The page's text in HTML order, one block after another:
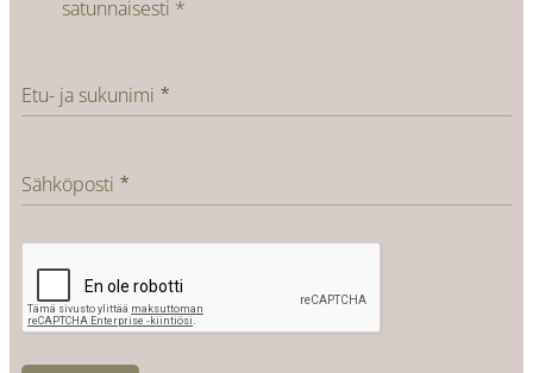
satunnaisesti *
Etu- ja sukunimi
Sähköposti